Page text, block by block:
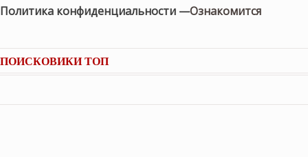
Политика конфиденциальности —Ознакомится
ПОИСКОВИКИ ТОП